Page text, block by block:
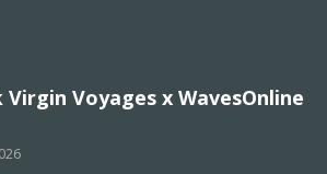
Virgin Voyages x WavesOnline